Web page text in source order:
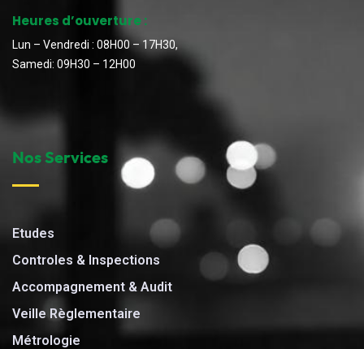
Heures d’ouverture :
Lun – Vendredi : 08H00 – 17H30,
Samedi: 09H30 – 12H00
Nos Services
Etudes
Controles & Inspections
Accompagnement & Audit
Veille Règlementaire
Métrologie